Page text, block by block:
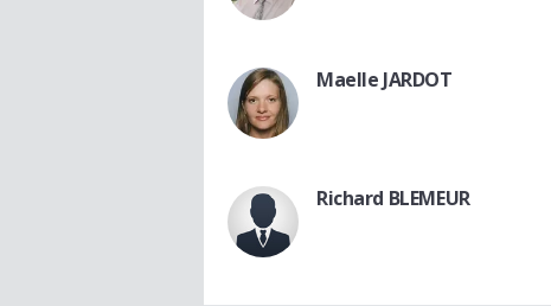
Maelle JARDOT
Richard BLEMEUR